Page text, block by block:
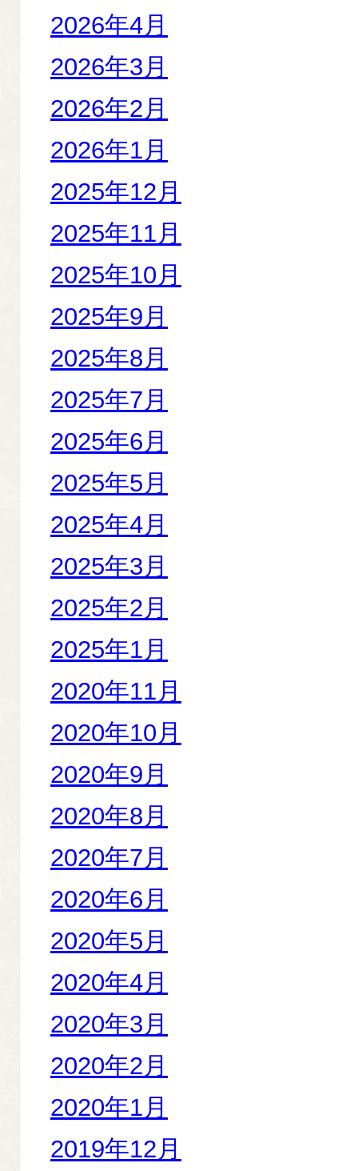
2026年4月
2026年3月
2026年2月
2026年1月
2025年12月
2025年11月
2025年10月
2025年9月
2025年8月
2025年7月
2025年6月
2025年5月
2025年4月
2025年3月
2025年2月
2025年1月
2020年11月
2020年10月
2020年9月
2020年8月
2020年7月
2020年6月
2020年5月
2020年4月
2020年3月
2020年2月
2020年1月
2019年12月